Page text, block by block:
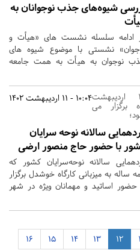
شیوه‌های جذب نوجوانان به
ادامه سلسله نشست های «هیأت و
نشستی با موضوع شیوه های
نوجوان به هیأت به همت جامعه
10:04 - 11 اردیبهشت 140215 اردیبهشت
برگزار می
سالانه نوحه سرایان
با حضور حاج منصور ارضی
سالانه نوحه‌سرایان کشور که
ساله به میزبانی کارگاه خوشدل برگزار
با حضور اساتید و مهمانان ویژه در شهر
12
13
14
15
16